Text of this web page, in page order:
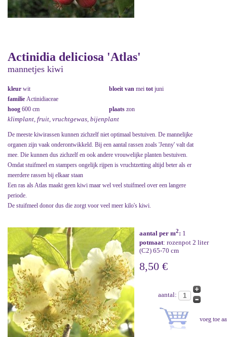
Actinidia deliciosa 'Atlas'
mannetjes kiwi
kleur wit bloeit van mei tot juni
familie Actinidiaceae
hoog 600 cm plaats zon
klimplant, fruit, vruchtgewas, bijenplant
De meeste kiwirassen kunnen zichzelf niet optimaal bestuiven. De mannelijke
organen zijn vaak onderontwikkeld. Bij een aantal rassen zoals 'Jenny' valt dat
mee. Die kunnen dus zichzelf en ook andere vrouwelijke planten bestuiven.
Omdat stuifmeel en stampers ongelijk rijpen is vruchtzetting altijd beter als er
meerdere rassen bij elkaar staan
Een ras als Atlas maakt geen kiwi maar wel veel stuifmeel over een langere
periode.
De stuifmeel donor dus die zorgt voor veel meer kilo's kiwi.
aantal per m2: 1
potmaat: rozenpot 2 liter
(C2) 65-70 cm
8,50 €
aantal: